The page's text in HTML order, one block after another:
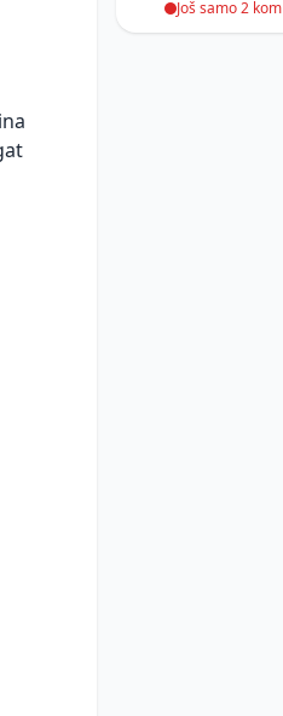
Još samo 2 kom